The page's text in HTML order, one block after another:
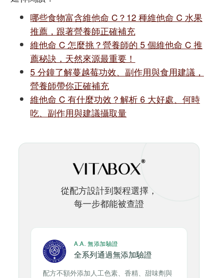
哪些食物富含維他命 C？12 種維他命 C 水果
推薦，跟著營養師正確補充
維他命 C 怎麼挑？營養師的 5 個維他命 C 推
薦秘訣，天然來源最重要！
5 分鐘了解蔓越莓功效、副作用與食用建議，
營養師帶你正確補充
維他命 C 有什麼功效？解析 6 大好處、何時
吃、副作用與建議攝取量
從配方設計到製程選擇，
每一步都能被查證
A.A. 無添加驗證
全系列通過無添加驗證
配方不額外添加人工色素、香精、甜味劑與